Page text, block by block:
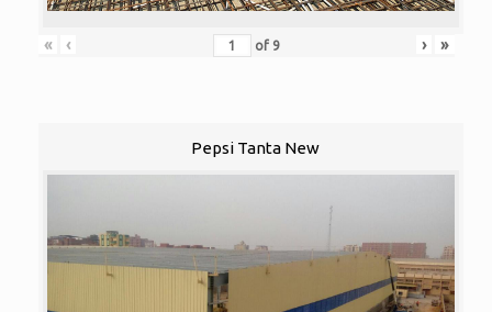
« ‹ of 9 › »
Pepsi Tanta New